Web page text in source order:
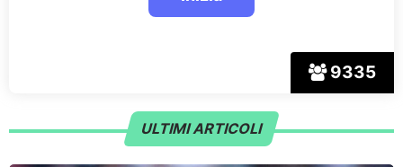
9335
ULTIMI ARTICOLI